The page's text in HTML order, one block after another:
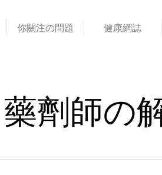
你關注の問題 健康網誌
藥劑師の